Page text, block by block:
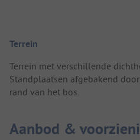
Terrein
Terrein met verschillende
Standplaatsen afgebakend
rand van het bos.
Aanbod &